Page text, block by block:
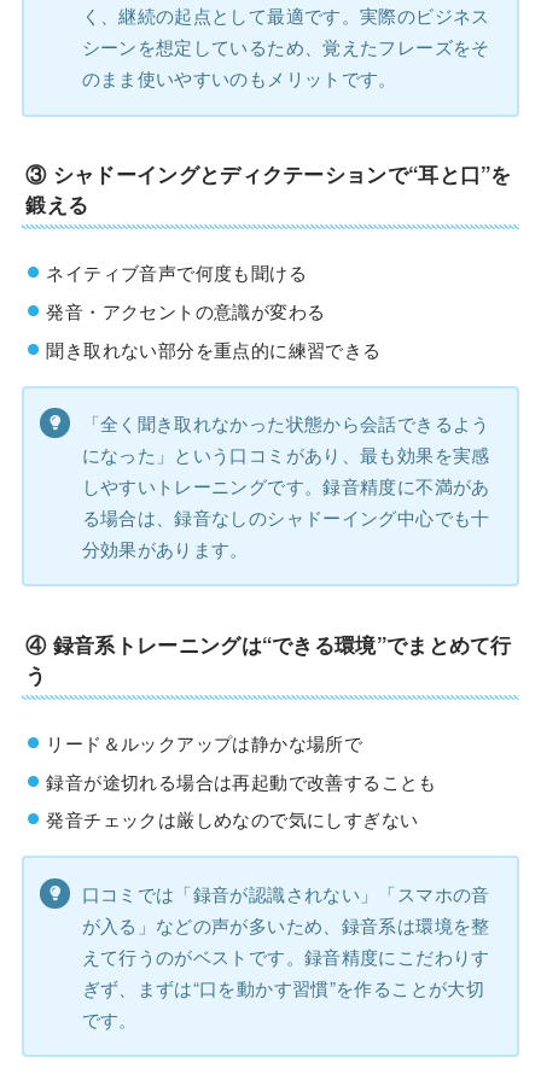
く、継続の起点として最適です。実際のビジネス
シーンを想定しているため、覚えたフレーズをそ
のまま使いやすいのもメリットです。
③ シャドーイングとディクテーションで“耳と口”を
鍛える
ネイティブ音声で何度も聞ける
発音・アクセントの意識が変わる
聞き取れない部分を重点的に練習できる
「全く聞き取れなかった状態から会話できるよう
になった」という口コミがあり、最も効果を実感
しやすいトレーニングです。録音精度に不満があ
る場合は、録音なしのシャドーイング中心でも十
分効果があります。
④ 録音系トレーニングは“できる環境”でまとめて行
う
リード＆ルックアップは静かな場所で
録音が途切れる場合は再起動で改善することも
発音チェックは厳しめなので気にしすぎない
口コミでは「録音が認識されない」「スマホの音
が入る」などの声が多いため、録音系は環境を整
えて行うのがベストです。録音精度にこだわりす
ぎず、まずは“口を動かす習慣”を作ることが大切
です。